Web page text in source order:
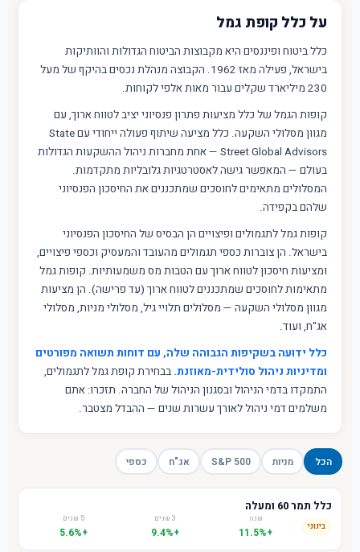
על כלל קופת גמל
כלל ביטוח ופיננסים היא מקבוצות הביטוח הגדולות והוותיקות
בישראל, פעילה מאז 1962. הקבוצה מנהלת נכסים בהיקף של מעל
230 מיליארד שקלים עבור מאות אלפי לקוחות.
קופות הגמל של כלל מציעות פתרון פנסיוני יציב לטווח ארוך, עם
מגוון מסלולי השקעה. כלל מציעה שיתוף פעולה ייחודי עם State
Street Global Advisors — אחת מחברות ניהול ההשקעות הגדולות
בעולם — המאפשר גישה לאסטרטגיות גלובליות מתקדמות.
המסלולים מתאימים לחוסכים שמתכננים את החיסכון הפנסיוני
שלהם בקפידה.
קופות גמל לתגמולים ופיצויים הן הבסיס של החיסכון הפנסיוני
בישראל. הן צוברות כספי תגמולים מהעובד והמעסיק וכספי פיצויים,
ומציעות חיסכון לטווח ארוך עם הטבות מס משמעותיות. קופות גמל
מתאימות לחוסכים שמתכננים לטווח ארוך (עד פרישה). הן מציעות
מגוון מסלולי השקעה — מסלולים תלויי גיל, מסלולי מניות, מסלולי
אג"ח, ועוד.
כלל ידועה בשקיפות הגבוהה שלה, עם דוחות תשואה מפורטים
ומדיניות ניהול סולידית-מאוזנת. בבחירת קופת גמל לתגמולים,
התמקדו בדמי הניהול ובסגנון הניהול של החברה. תזכרו: אתם
משלמים דמי ניהול לאורך עשרות שנים — ההבדל מצטבר.
הכל מניות S&P 500 אג"ח כספי
כלל תמר 60 ומעלה
בינוני
שנה
+11.5%
3 שנים
+9.4%
5 שנים
+5.6%